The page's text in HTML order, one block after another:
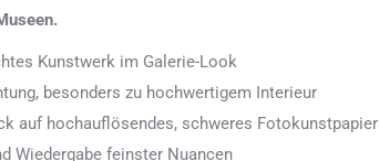
Kunstwerk im Galerie-Look
besonders zu hochwertigem Interieur
auf hochauflösendes, schweres Fotokunstpapier
Wiedergabe feinster Nuancen